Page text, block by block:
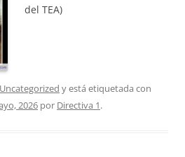
del TEA)
Uncategorized y está etiquetada con
2026 por Directiva 1.